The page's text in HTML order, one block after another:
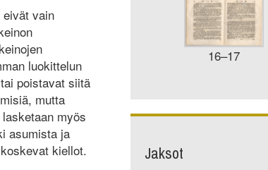
vain
luokittelun
poistavat siitä
mutta
myös
asumista ja
kiellot.
16–17
Jaksot